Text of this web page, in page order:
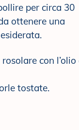
per circa 30
ottenere una
con l’olio
tostate.